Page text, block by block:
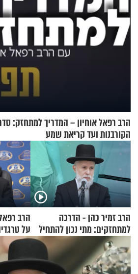
הרב רפאל אוחיון – המדריך למתחזק:
הקורבנות ועד קריאת שמע
הרב זמיר כהן - הדרכה
למתחזקים: מתי נכון להתחיל
עם לבישת הציצית?
הרב
על